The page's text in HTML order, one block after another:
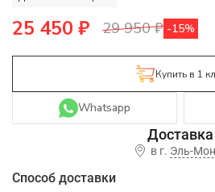
25 450 ₽ 29 950₽ -15%
Купить в 1
Whatsapp
в г. Эль-
Способ доставки